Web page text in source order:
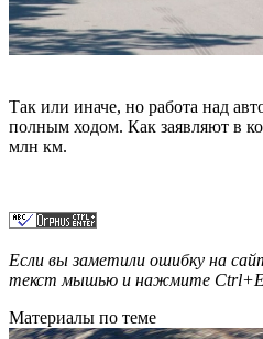
Так или иначе, но работа над
полным ходом. Как заявляют в
млн км.
Если вы заметили ошибку на
текст мышью и нажмите
Материалы по теме